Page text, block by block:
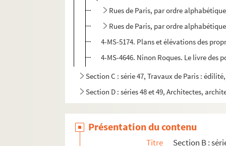
Rues de Paris, par ordre
Rues de Paris, par ordre
4-MS-5174. Plans et élévations des
4-MS-4646. Ninon Roques. Le livre des
Section C : série 47, Travaux de Paris :
Section D : séries 48 et 49, Architectes,
Présentation du contenu
Titre
Section B :